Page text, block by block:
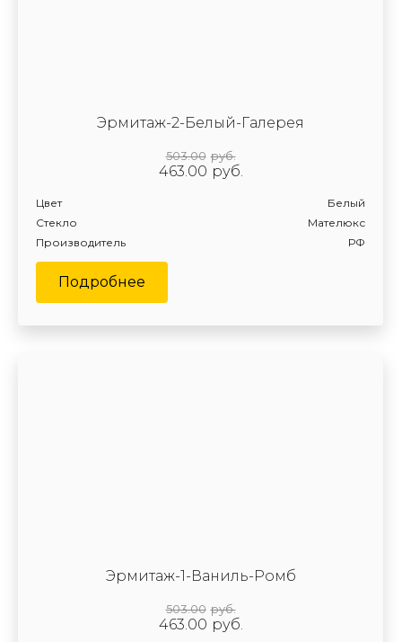
Эрмитаж-2-Белый-Галерея
руб.
503.00
руб.
463.00
Цвет Белый
Производитель РФ
Стекло Мателюкс
Подробнее
Эрмитаж-1-Ваниль-Ромб
руб.
503.00
руб.
463.00